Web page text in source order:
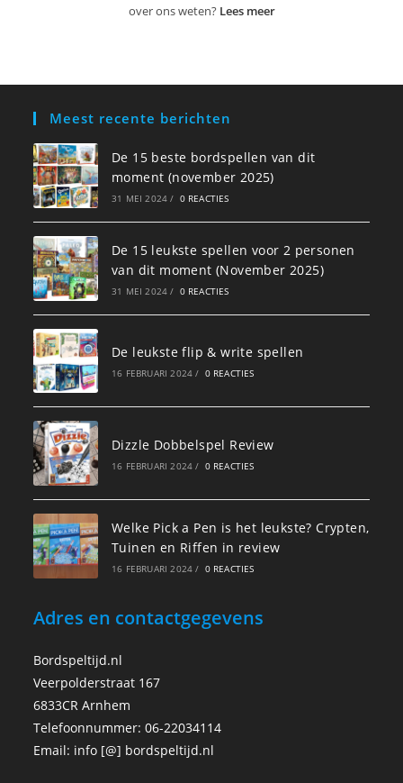
over ons weten? Lees meer
Meest recente berichten
De 15 beste bordspellen van dit
moment (november 2025)
31 MEI 2024 / 0 REACTIES
De 15 leukste spellen voor 2 personen
van dit moment (November 2025)
31 MEI 2024 / 0 REACTIES
De leukste flip & write spellen
16 FEBRUARI 2024 / 0 REACTIES
Dizzle Dobbelspel Review
16 FEBRUARI 2024 / 0 REACTIES
Welke Pick a Pen is het leukste? Crypten,
Tuinen en Riffen in review
16 FEBRUARI 2024 / 0 REACTIES
Adres en contactgegevens
Bordspeltijd.nl
Veerpolderstraat 167
6833CR Arnhem
Telefoonnummer: 06-22034114
Email: info [@] bordspeltijd.nl